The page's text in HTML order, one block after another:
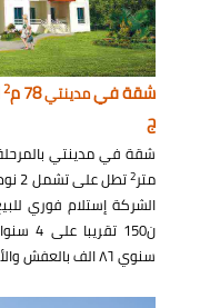
شقة فيمدينتي78 م 2
ج
شقة في مدينتي بالمرحلة
متر2
سنوي ٨٦ الف بالعفش والأجهزة والتكيفات وبدون نادى